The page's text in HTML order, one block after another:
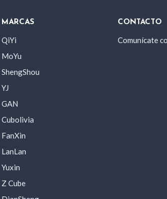
MARCAS
QiYi
MoYu
ShengShou
YJ
GAN
Cubolivia
FanXin
LanLan
Yuxin
Z Cube
CONTACTO
Comunícate